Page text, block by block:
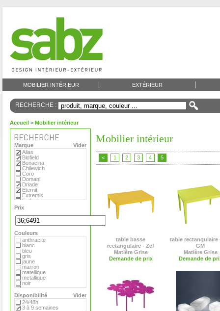
MOBILIER INTÉRIEUR EXTÉRIEUR
RECHERCHE :
Accueil > Mobilier intérieur
Vider
Marque
Alias
Blofield
Bonacina
Chilewich
Coro
Domani
Driade
Eternit
Extremis
Fatboy
Flora
Foscarini
Gandia Blasco
Hay
MDF
Magis
Marimekko
Matière Grise
Moroso
Paola Lenti
Plank
Pop Corn
Roda
Serralunga
Tribu
Vange
Versus
Viteo
Prix
Couleurs
anthracite
blanc
bleu
gris
jaune
marron
matellique
metallique
noir
orange
rouge
transparent
vert
Vider
Disponibilité
24/48h
3 à 9 semaines
Mobilier intérieur
< 1 2 3 4 5
table basse
rectangulaire - Zef
Matière Grise
Demande de prix
table rectangulaire
GM
Matière Grise
Demande de